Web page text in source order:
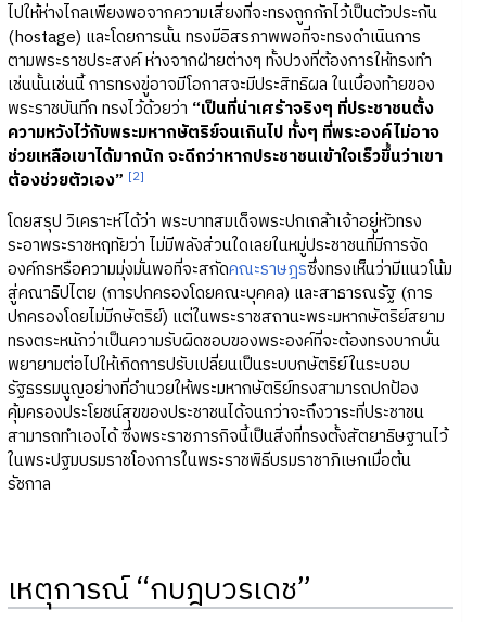
ไปให้ห่างไกลเพียงพอจากความเสี่ยงที่จะทรงถูกกักไว้เป็นตัวประกัน
(hostage) และโดยการนั้น ทรงมีอิสรภาพพอที่จะทรงดำเนินการ
ตามพระราชประสงค์ ห่างจากฝ่ายต่างๆ ทั้งปวงที่ต้องการให้ทรงทำ
เช่นนั้นเช่นนี้ การทรงขู่อาจมีโอกาสจะมีประสิทธิผล ในเบื้องท้ายของ
พระราชบันทึก ทรงไว้ด้วยว่า “เป็นที่น่าเศร้าจริงๆ ที่ประชาชนตั้ง
ความหวังไว้กับพระมหากษัตริย์จนเกินไป ทั้งๆ ที่พระองค์ไม่อาจ
ช่วยเหลือเขาได้มากนัก จะดีกว่าหากประชาชนเข้าใจเร็วขึ้นว่าเขา
ต้องช่วยตัวเอง” [2]
โดยสรุป วิเคราะห์ได้ว่า พระบาทสมเด็จพระปกเกล้าเจ้าอยู่หัวทรง
ระอาพระราชหฤทัยว่า ไม่มีพลังส่วนใดเลยในหมู่ประชาชนที่มีการจัด
องค์กรหรือความมุ่งมั่นพอที่จะสกัดคณะราษฎรซึ่งทรงเห็นว่ามีแนวโน้ม
สู่คณาธิปไตย (การปกครองโดยคณะบุคคล) และสาธารณรัฐ (การ
ปกครองโดยไม่มีกษัตริย์) แต่ในพระราชสถานะพระมหากษัตริย์สยาม
ทรงตระหนักว่าเป็นความรับผิดชอบของพระองค์ที่จะต้องทรงบากบั่น
พยายามต่อไปให้เกิดการปรับเปลี่ยนเป็นระบบกษัตริย์ในระบอบ
รัฐธรรมนูญอย่างที่อำนวยให้พระมหากษัตริย์ทรงสามารถปกป้อง
คุ้มครองประโยชน์สุขของประชาชนได้จนกว่าจะถึงวาระที่ประชาชน
สามารถทำเองได้ ซึ่งพระราชภารกิจนี้เป็นสิ่งที่ทรงตั้งสัตยาธิษฐานไว้
ในพระปฐมบรมราชโองการในพระราชพิธีบรมราชาภิเษกเมื่อต้น
รัชกาล
เหตุการณ์ “กบฎบวรเดช”